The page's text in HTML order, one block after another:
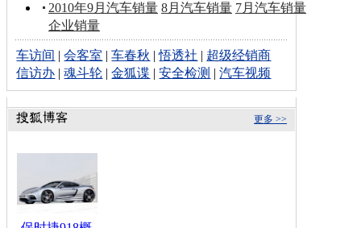
2010年9月汽车销量 8月汽车销量 7月汽车销量
企业销量
车访间 |会客室 |车春秋 |悟透社 | 超级经销商
信访办 |魂斗轮 |金狐谍 |安全检测 |汽车视频
更多 >>